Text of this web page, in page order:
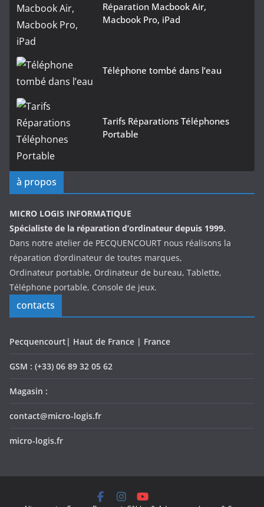
Réparation Macbook Air,
Macbook Pro, iPad
Téléphone tombé dans l’eau
Tarifs Réparations Téléphones
Portable
à propos
MICRO LOGIS INFORMATIQUE
Spécialiste de la réparation d’ordinateur depuis 1999.
Dans notre atelier de PECQUENCOURT nous réalisons la
réparation d’ordinateur de toutes marques,
Ordinateur portable, Ordinateur de bureau, Tablette,
Téléphone portable, Console de jeux.
contacts
Pecquencourt| Haut de France | France
GSM : (+33) 06 89 32 05 62
Magasin :
contact@micro-logis.fr
micro-logis.fr